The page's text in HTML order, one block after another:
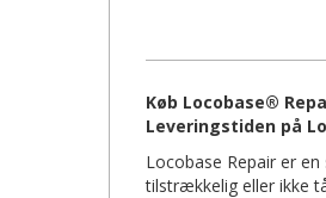
Køb Locobase®
Leveringstiden på
Locobase Repair er
tilstrækkelig eller ikke